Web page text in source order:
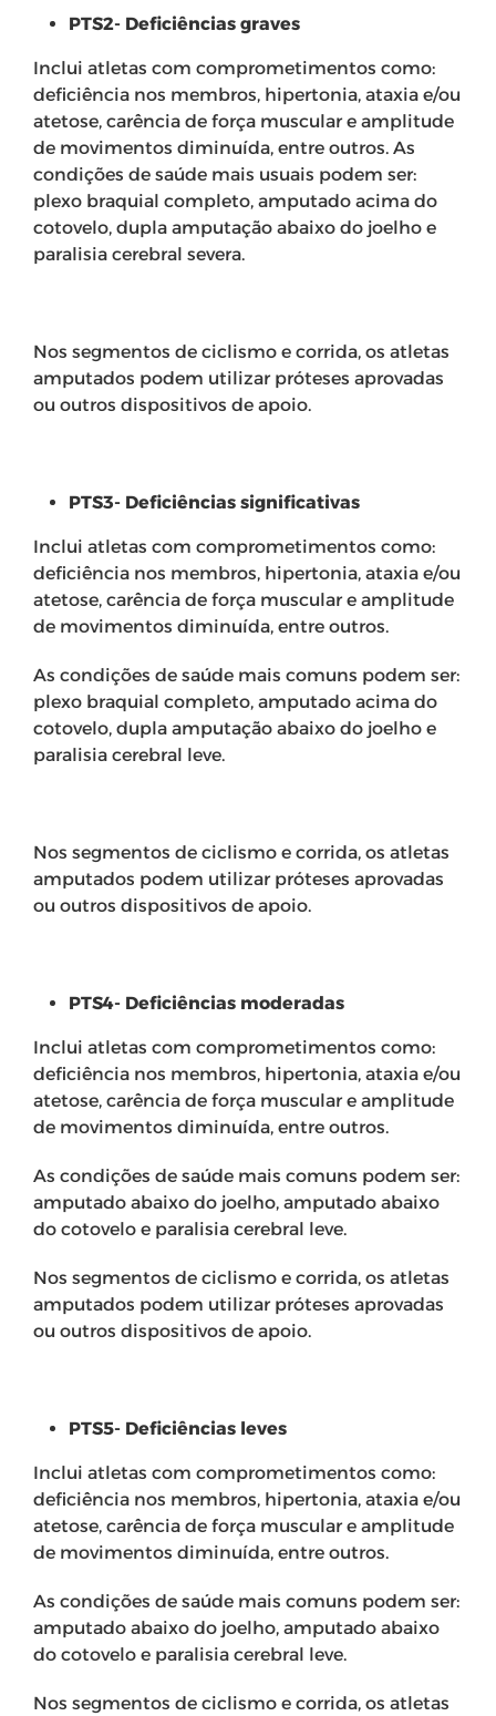
PTS2- Deficiências graves
Inclui atletas com comprometimentos como:
deficiência nos membros, hipertonia, ataxia e/ou
atetose, carência de força muscular e amplitude
de movimentos diminuída, entre outros. As
condições de saúde mais usuais podem ser:
plexo braquial completo, amputado acima do
cotovelo, dupla amputação abaixo do joelho e
paralisia cerebral severa.
Nos segmentos de ciclismo e corrida, os atletas
amputados podem utilizar próteses aprovadas
ou outros dispositivos de apoio.
PTS3- Deficiências significativas
Inclui atletas com comprometimentos como:
deficiência nos membros, hipertonia, ataxia e/ou
atetose, carência de força muscular e amplitude
de movimentos diminuída, entre outros.
As condições de saúde mais comuns podem ser:
plexo braquial completo, amputado acima do
cotovelo, dupla amputação abaixo do joelho e
paralisia cerebral leve.
Nos segmentos de ciclismo e corrida, os atletas
amputados podem utilizar próteses aprovadas
ou outros dispositivos de apoio.
PTS4- Deficiências moderadas
Inclui atletas com comprometimentos como:
deficiência nos membros, hipertonia, ataxia e/ou
atetose, carência de força muscular e amplitude
de movimentos diminuída, entre outros.
As condições de saúde mais comuns podem ser:
amputado abaixo do joelho, amputado abaixo
do cotovelo e paralisia cerebral leve.
Nos segmentos de ciclismo e corrida, os atletas
amputados podem utilizar próteses aprovadas
ou outros dispositivos de apoio.
PTS5- Deficiências leves
Inclui atletas com comprometimentos como:
deficiência nos membros, hipertonia, ataxia e/ou
atetose, carência de força muscular e amplitude
de movimentos diminuída, entre outros.
As condições de saúde mais comuns podem ser:
amputado abaixo do joelho, amputado abaixo
do cotovelo e paralisia cerebral leve.
Nos segmentos de ciclismo e corrida, os atletas